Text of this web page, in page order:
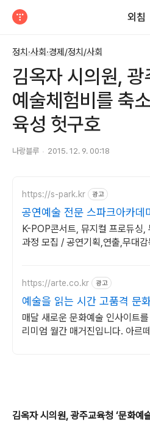
외침
정치·사회·경제/정치/사회
김옥자 시의원, 광
예술체험비를 축
육성 헛구호
나랑블루 2015. 12. 9. 00:18
https://s-park.kr 광고
공연예술 전문 스파크아카데미
K-POP콘서트, 뮤지컬 프로듀싱,
과정 모집 / 공연기획,연출,무대감
https://arte.co.kr 광고
예술을 읽는 시간 고품격 문
간지
매달 새로운 문화예술 인사이트
리미엄 월간 매거진입니다. 아르
김옥자 시의원, 광주교육청 ‘문화예